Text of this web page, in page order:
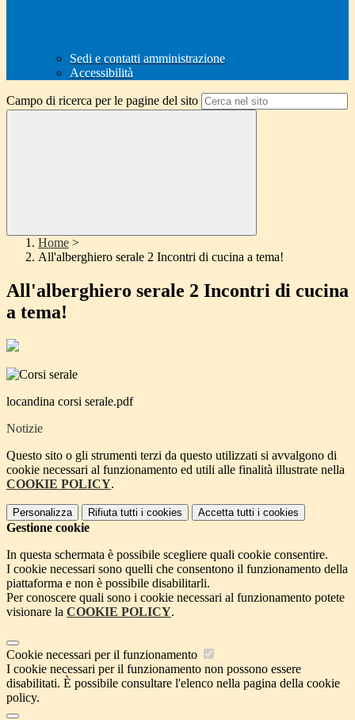
Sedi e contatti amministrazione
Accessibilità
Campo di ricerca per le pagine del sito
Home >
All'alberghiero serale 2 Incontri di cucina a tema!
All'alberghiero serale 2 Incontri di cucina
a tema!
locandina corsi serale.pdf
Notizie
Questo sito o gli strumenti terzi da questo utilizzati si avvalgono di
cookie necessari al funzionamento ed utili alle finalità illustrate nella
COOKIE POLICY.
Personalizza Rifiuta tutti i cookies Accetta tutti i cookies
Gestione cookie
In questa schermata è possibile scegliere quali cookie consentire.
I cookie necessari sono quelli che consentono il funzionamento della
piattaforma e non è possibile disabilitarli.
Per conoscere quali sono i cookie necessari al funzionamento potete
visionare la COOKIE POLICY.
Cookie necessari per il funzionamento
I cookie necessari per il funzionamento non possono essere
disabilitati. È possibile consultare l'elenco nella pagina della cookie
policy.